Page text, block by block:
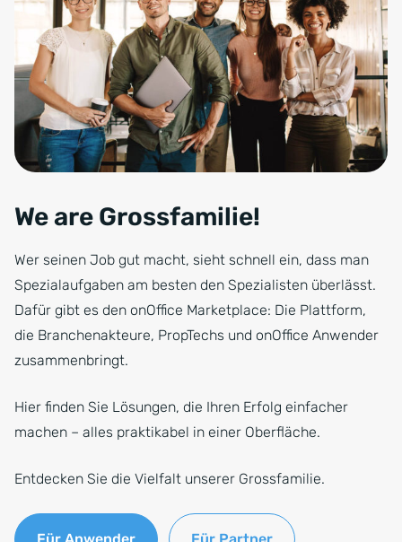
We are Grossfamilie!
Wer seinen Job gut macht, sieht schnell ein, dass man
Spezialaufgaben am besten den Spezialisten überlässt.
Dafür gibt es den onOffice Marketplace: Die Plattform,
die Branchenakteure, PropTechs und onOffice Anwender
zusammenbringt.
Hier finden Sie Lösungen, die Ihren Erfolg einfacher
machen – alles praktikabel in einer Oberfläche.
Entdecken Sie die Vielfalt unserer Grossfamilie.